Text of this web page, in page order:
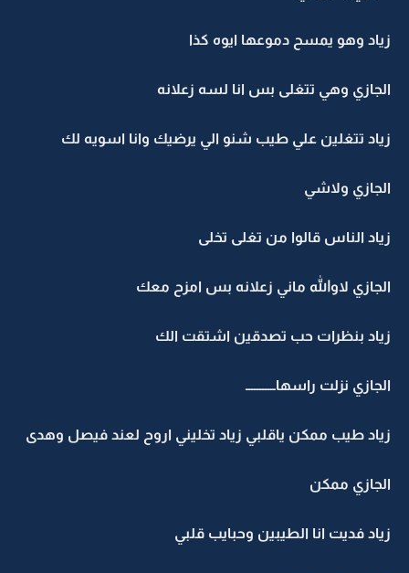
زياد وهو يمسح دموعها ايوه كذا
الجازي وهي تتغلى بس انا لسه زعلانه
زياد تتغلين علي طيب شنو الي يرضيك وانا اسويه لك
الجازي ولاشي
زياد الناس قالوا من تغلى تخلى
الجازي لاوالله ماني زعلانه بس امزح معك
زياد بنظرات حب تصدقين اشتقت الك
الجازي نزلت راسهاـــــــــــ
زياد طيب ممكن ياقلبي زياد تخليني اروح لعند فيصل وهدى
الجازي ممكن
زياد فديت انا الطيبين وحبايب قلبي